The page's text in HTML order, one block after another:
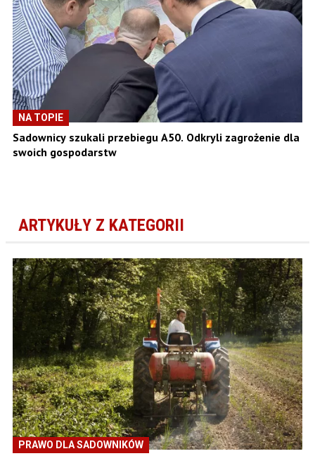
NA TOPIE
Sadownicy szukali przebiegu A50. Odkryli zagrożenie dla
swoich gospodarstw
ARTYKUŁY Z KATEGORII
PRAWO DLA SADOWNIKÓW